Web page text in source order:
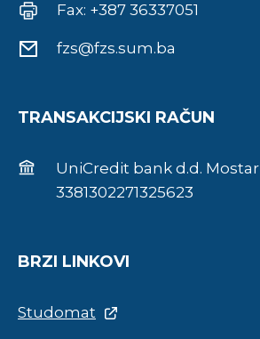
Fax: +387 36337051
fzs@fzs.sum.ba
TRANSAKCIJSKI RAČUN
UniCredit bank d.d. Mostar
3381302271325623
BRZI LINKOVI
Studomat